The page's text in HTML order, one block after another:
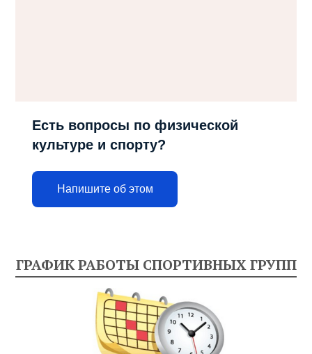
Есть вопросы по физической
культуре и спорту?
Напишите об этом
ГРАФИК РАБОТЫ СПОРТИВНЫХ ГРУПП